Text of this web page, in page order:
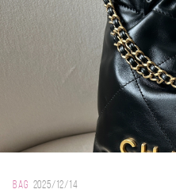
BAG 2025/12/14